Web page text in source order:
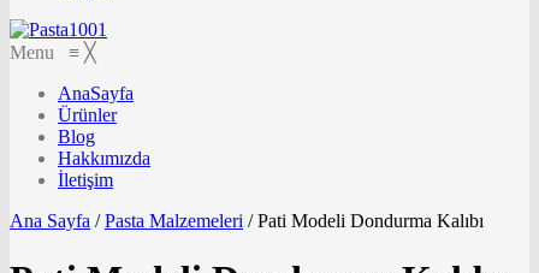
Menu ≡ ╳
AnaSayfa
Ürünler
Blog
Hakkımızda
İletişim
Ana Sayfa / Pasta Malzemeleri /Pati Modeli Dondurma Kalıbı